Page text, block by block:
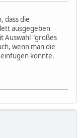
dass die
ausgegeben
Auswahl "großes
wenn man die
könnte.